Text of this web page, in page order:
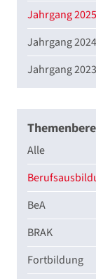
Jahrgang 2025
Jahrgang 2024
Jahrgang 2023
Alle
BeA
BRAK
Fortbildung